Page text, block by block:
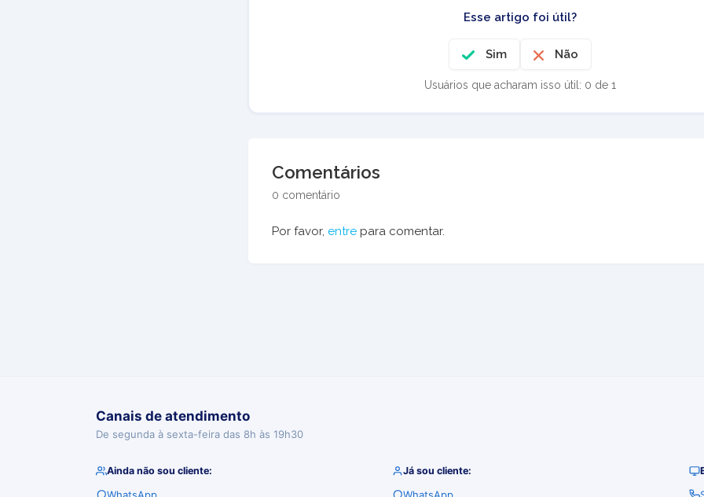
Esse artigo foi útil?
Sim Não
Usuários que acharam isso útil: 0 de 1
Comentários
0 comentário
Por favor, entre para comentar.
Canais de atendimento
De segunda à sexta-feira das 8h às 19h30
Ainda não sou cliente: Já sou cliente: